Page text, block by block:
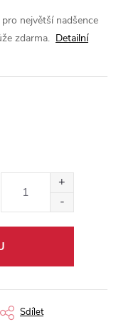
největší nadšence
zdarma. Detailní
Sdílet